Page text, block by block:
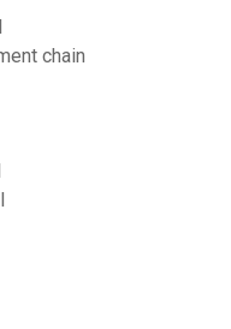
chain